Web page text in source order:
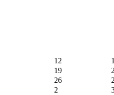
12
19
26
2